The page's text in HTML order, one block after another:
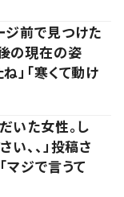
ジ前で見つけた
の現在の姿
」「寒くて動け
いた女性。し
、、」投稿さ
マジで言うて